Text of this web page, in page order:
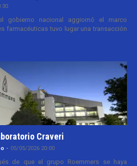
gobierno nacional aggiornó el marco
farmacéuticas tuvo lugar una transacción
Craveri
- 05/05/2026 20:00
de que el grupo Roemmers se haya